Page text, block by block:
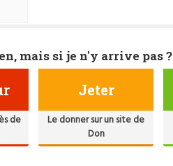
mais si je n'y arrive pas ?
de
Jeter
Le donner sur un site de
Don